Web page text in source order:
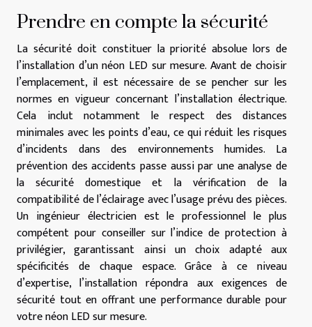
Prendre en compte la sécurité
La sécurité doit constituer la priorité absolue lors de
l’installation d’un néon LED sur mesure. Avant de choisir
l’emplacement, il est nécessaire de se pencher sur les
normes en vigueur concernant l’installation électrique.
Cela inclut notamment le respect des distances
minimales avec les points d’eau, ce qui réduit les risques
d’incidents dans des environnements humides. La
prévention des accidents passe aussi par une analyse de
la sécurité domestique et la vérification de la
compatibilité de l’éclairage avec l’usage prévu des pièces.
Un ingénieur électricien est le professionnel le plus
compétent pour conseiller sur l’indice de protection à
privilégier, garantissant ainsi un choix adapté aux
spécificités de chaque espace. Grâce à ce niveau
d’expertise, l’installation répondra aux exigences de
sécurité tout en offrant une performance durable pour
votre néon LED sur mesure.